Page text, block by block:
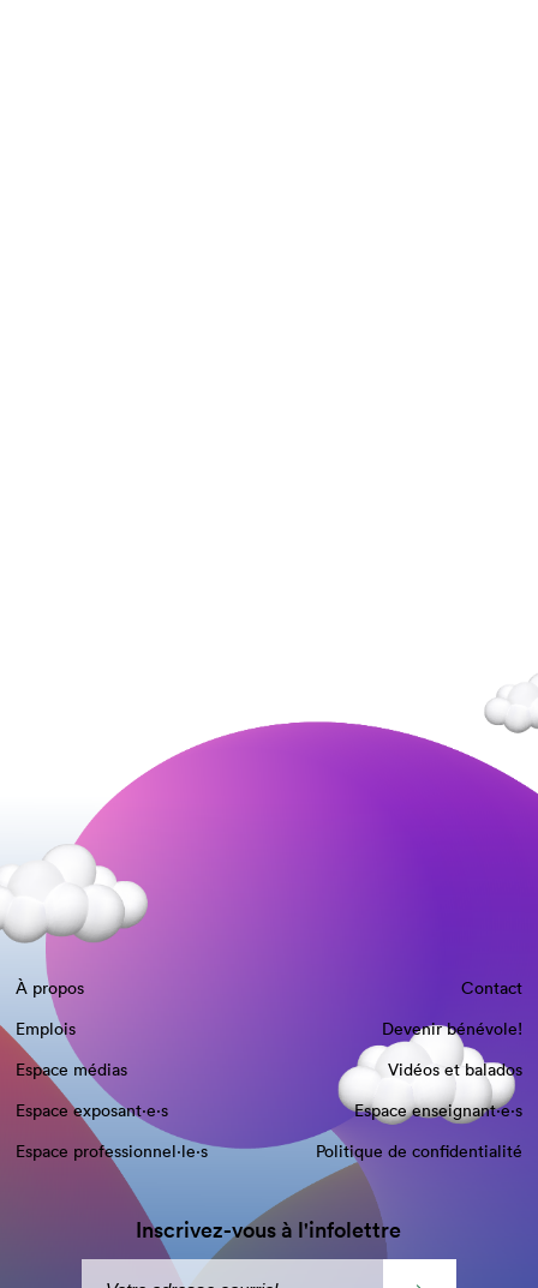
À propos
Contact
Emplois
Devenir bénévole!
Espace médias
Vidéos et balados
Espace exposant·e⋅s
Espace enseignant·e⋅s
Espace professionnel·le⋅s
Politique de confidentialité
Inscrivez-vous à l'infolettre